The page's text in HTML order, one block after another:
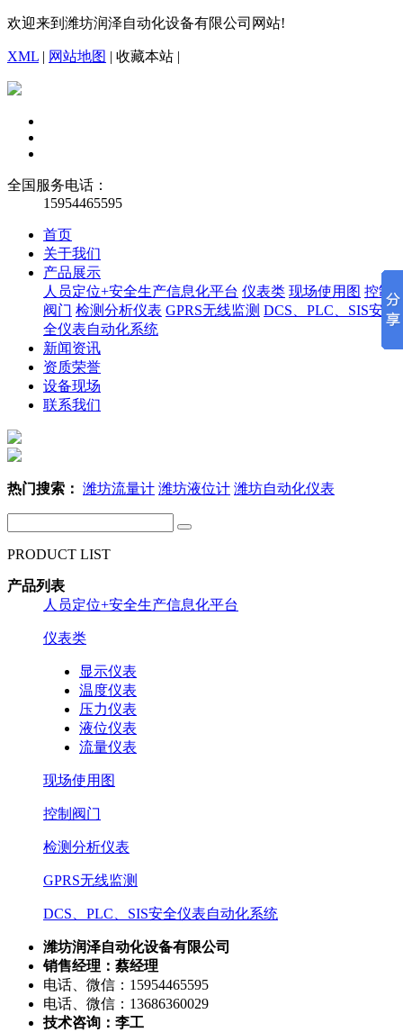
欢迎来到潍坊润泽自动化设备有限公司网站!
XML | 网站地图 | 收藏本站 |
全国服务电话：
15954465595
首页
关于我们
产品展示
人员定位+安全生产信息化平台 仪表类 现场使用图 控制
阀门 检测分析仪表 GPRS无线监测 DCS、PLC、SIS安
全仪表自动化系统
新闻资讯
资质荣誉
设备现场
联系我们
热门搜索： 潍坊流量计 潍坊液位计 潍坊自动化仪表
PRODUCT LIST
产品列表
人员定位+安全生产信息化平台
仪表类
显示仪表
温度仪表
压力仪表
液位仪表
流量仪表
现场使用图
控制阀门
检测分析仪表
GPRS无线监测
DCS、PLC、SIS安全仪表自动化系统
潍坊润泽自动化设备有限公司
销售经理：蔡经理
电话、微信：15954465595
电话、微信：13686360029
技术咨询：李工